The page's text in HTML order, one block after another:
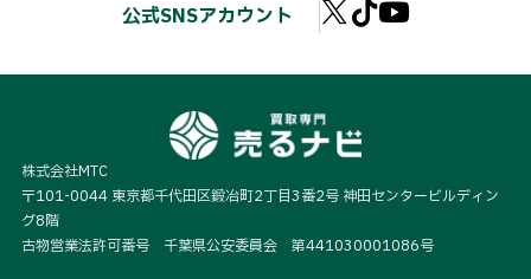
公式SNSアカウント
株式会社MTC
〒101-0044 東京都千代田区鍛冶町2丁目3番2号 神田センタービルディン
グ8階
古物営業法許可番号 千葉県公安委員会 第441030001086号